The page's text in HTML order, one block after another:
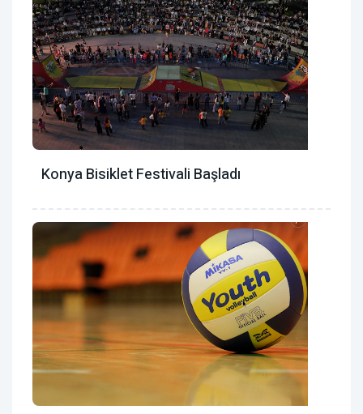
Konya Bisiklet Festivali Başladı